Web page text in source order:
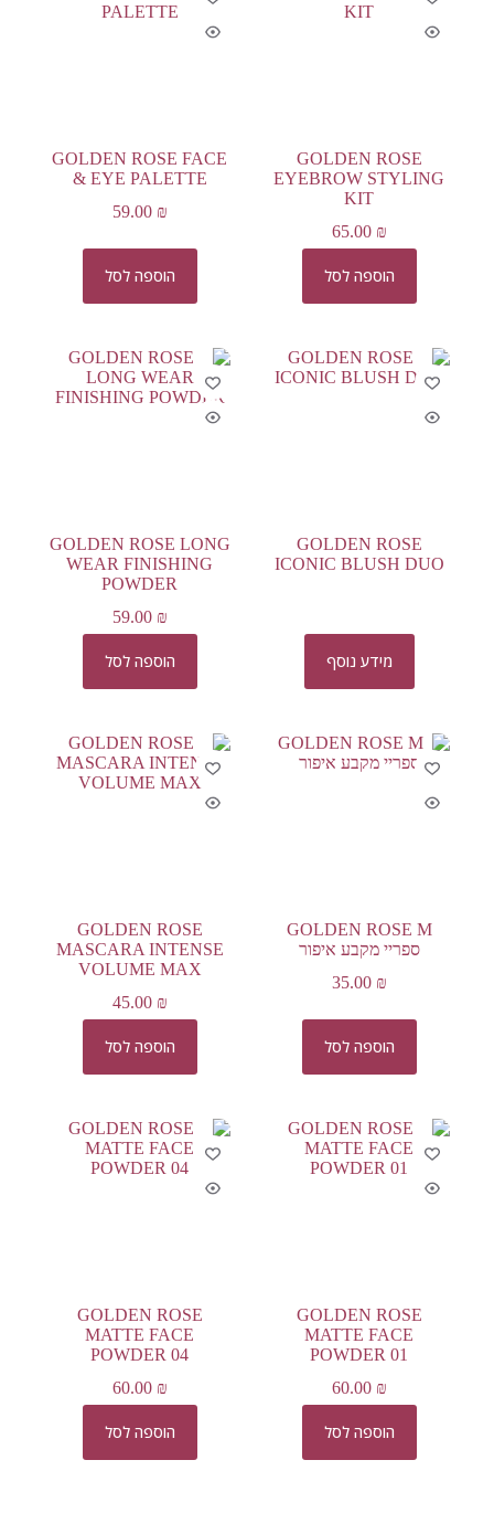
GOLDEN ROSE
EYEBROW STYLING
KIT
65.00 ₪
הוספה לסל
GOLDEN ROSE FACE
& EYE PALETTE
59.00 ₪
הוספה לסל
GOLDEN ROSE
ICONIC BLUSH DUO
מידע נוסף
GOLDEN ROSE LONG
WEAR FINISHING
POWDER
59.00 ₪
הוספה לסל
GOLDEN ROSE M
ספריי מקבע איפור
35.00 ₪
הוספה לסל
GOLDEN ROSE
MASCARA INTENSE
VOLUME MAX
45.00 ₪
הוספה לסל
GOLDEN ROSE
MATTE FACE
POWDER 01
60.00 ₪
הוספה לסל
GOLDEN ROSE
MATTE FACE
POWDER 04
60.00 ₪
הוספה לסל